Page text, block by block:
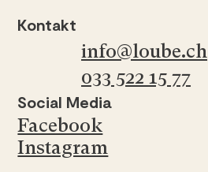
info@loube.ch
033 522 15 77
Kontakt
Facebook
Instagram
Social Media